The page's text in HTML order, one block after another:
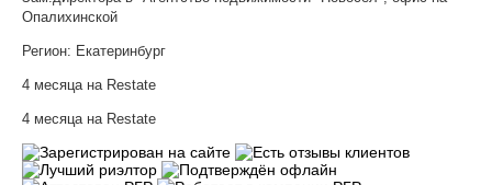
Опалихинской
Регион: Екатеринбург
4 месяца на Restate
4 месяца на Restate